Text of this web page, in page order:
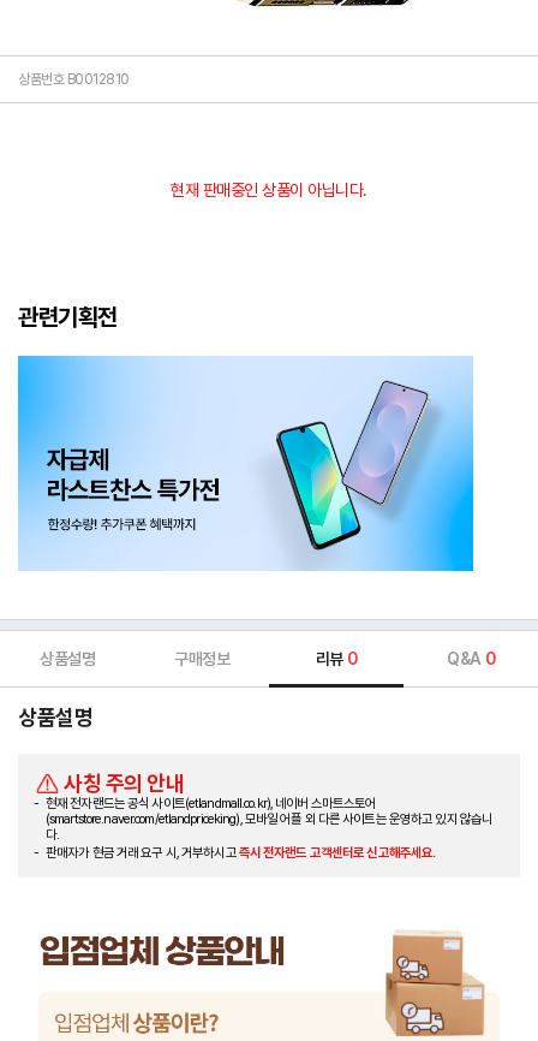
상품번호 B0012810
현재 판매중인 상품이 아닙니다.
관련기획전
상품설명 구매정보 리뷰 0 Q&A 0
상품설명
사칭 주의 안내
현재 전자랜드는 공식 사이트(etlandmall.co.kr), 네이버 스마트스토어
(smartstore.naver.com/etlandpriceking), 모바일 어플 외 다른 사이트는 운영하고 있지 않습니
다.
판매자가 현금 거래 요구 시, 거부하시고즉시 전자랜드 고객센터로 신고해주세요.